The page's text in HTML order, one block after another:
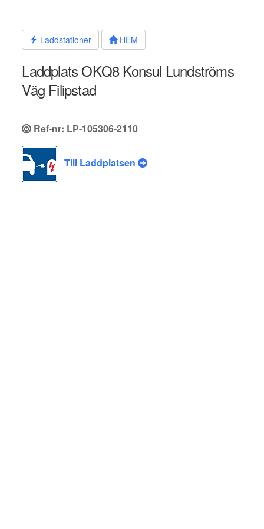
innehållet Laddstationer HEM
Laddplats OKQ8 Konsul Lundströms
Väg Filipstad
Ref-nr: LP-105306-2110
Till Laddplatsen